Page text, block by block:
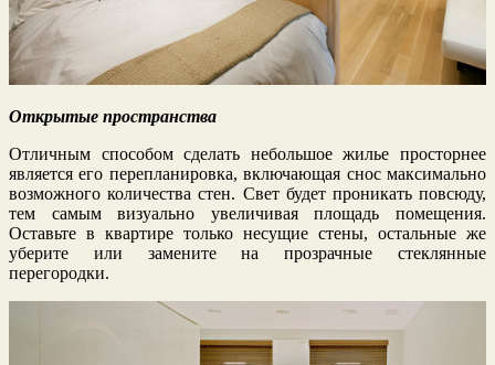
Открытые пространства
Отличным способом сделать небольшое жилье просторнее
является его перепланировка, включающая снос максимально
возможного количества стен. Свет будет проникать повсюду,
тем самым визуально увеличивая площадь помещения.
Оставьте в квартире только несущие стены, остальные же
уберите или замените на прозрачные стеклянные
перегородки.